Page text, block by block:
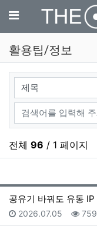
메뉴
활용팁/정보
검색대상
검색어
전체 96 / 1 페이지
공유기 바꿔도 유동
등록일
2026.07.05 조회
759